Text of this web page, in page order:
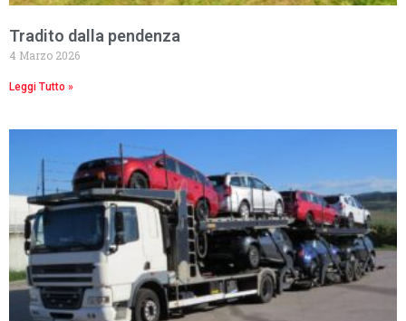
Tradito dalla pendenza
4 Marzo 2026
Leggi Tutto »